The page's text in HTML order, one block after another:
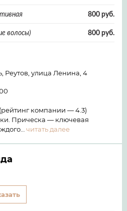
800 руб.
волосы) 800 руб.
Реутов, улица Ленина, 4
компании — 4.3)
Прическа — ключевая
читать далее